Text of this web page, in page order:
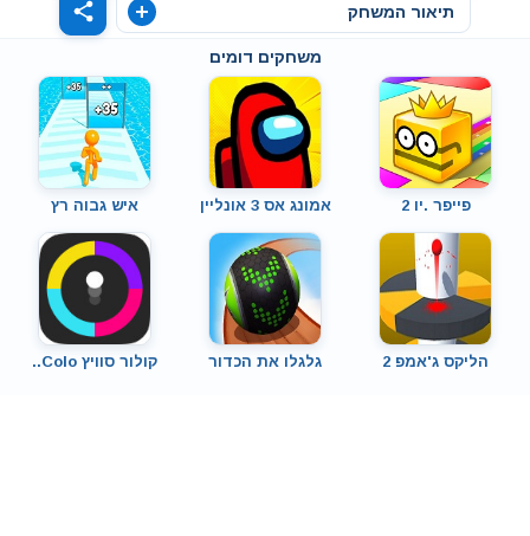
תיאור המשחק
משחקים דומים
פייפר .יו 2 אמונג אס 3 אונליין איש גבוה רץ
הליקס ג'אמפ 2 גלגלו את הכדור קולור סוויץ Colo..